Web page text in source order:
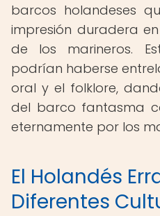
barcos holandeses
impresión duradera
de los marineros.
podrían haberse
oral y el folklore,
del barco fantasma
eternamente por los
El Holandés
Diferentes